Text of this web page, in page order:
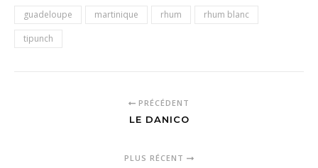
guadeloupe martinique rhum
rhum blanc
tipunch
PRÉCÉDENT
LE DANICO
PLUS RÉCENT